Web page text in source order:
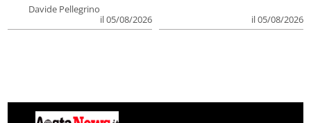
Davide Pellegrino
il 05/08/2026
il 05/08/2026